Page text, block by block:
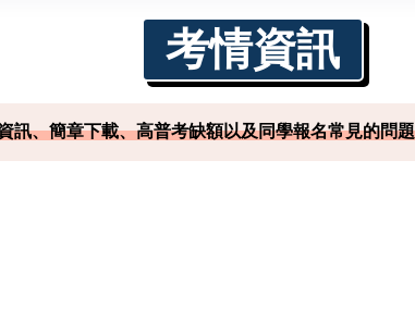
考情資訊
訊、簡章下載、高普考缺額以及同學報名常見的問題